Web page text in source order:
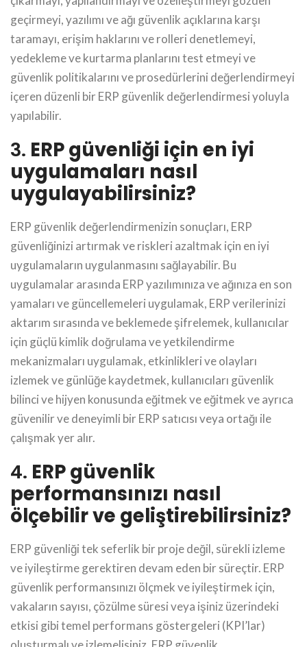
geçirmeyi, yazılımı ve ağı güvenlik açıklarına karşı
taramayı, erişim haklarını ve rolleri denetlemeyi,
yedekleme ve kurtarma planlarını test etmeyi ve
güvenlik politikalarını ve prosedürlerini değerlendirmeyi
içeren düzenli bir ERP güvenlik değerlendirmesi yoluyla
yapılabilir.
3. ERP güvenliği için en iyi
uygulamaları nasıl
uygulayabilirsiniz?
ERP güvenlik değerlendirmenizin sonuçları, ERP
güvenliğinizi artırmak ve riskleri azaltmak için en iyi
uygulamaların uygulanmasını sağlayabilir. Bu
uygulamalar arasında ERP yazılımınıza ve ağınıza en son
yamaları ve güncellemeleri uygulamak, ERP verilerinizi
aktarım sırasında ve beklemede şifrelemek, kullanıcılar
için güçlü kimlik doğrulama ve yetkilendirme
mekanizmaları uygulamak, etkinlikleri ve olayları
izlemek ve günlüğe kaydetmek, kullanıcıları güvenlik
bilinci ve hijyen konusunda eğitmek ve eğitmek ve ayrıca
güvenilir ve deneyimli bir ERP satıcısı veya ortağı ile
çalışmak yer alır.
4. ERP güvenlik
performansınızı nasıl
ölçebilir ve geliştirebilirsiniz?
ERP güvenliği tek seferlik bir proje değil, sürekli izleme
ve iyileştirme gerektiren devam eden bir süreçtir. ERP
güvenlik performansınızı ölçmek ve iyileştirmek için,
vakaların sayısı, çözülme süresi veya işiniz üzerindeki
etkisi gibi temel performans göstergeleri (KPI’lar)